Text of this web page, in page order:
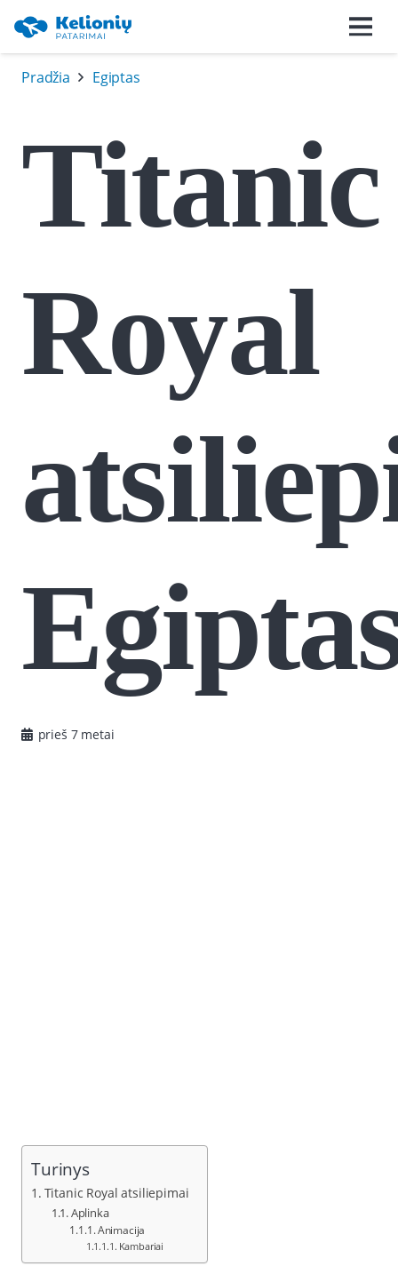
Pradžia Egiptas
Titanic
Royal
prieš 7 metai
Turinys
Titanic Royal atsiliepimai
Aplinka
Animacija
Kambariai